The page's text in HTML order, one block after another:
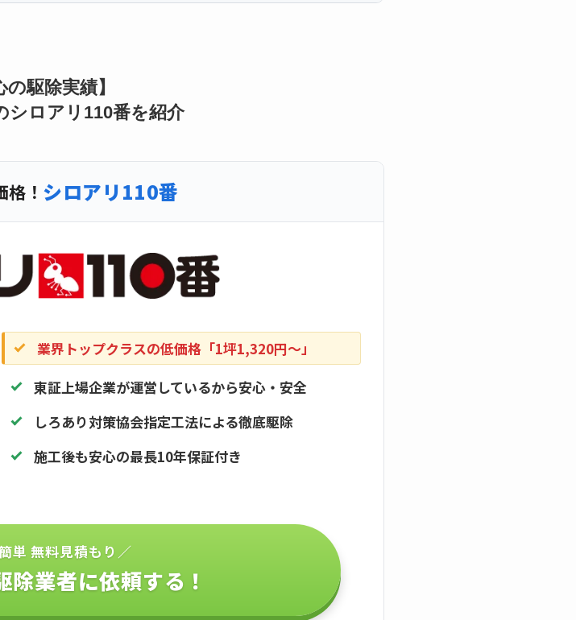
の駆除実績】
シロアリ110番を紹介
！ シロアリ110番
業界トップクラスの低価格「1坪1,320円〜」
東証上場企業が運営しているから安心・安全
しろあり対策協会指定工法による徹底駆除
施工後も安心の最長10年保証付き
単 無料見積もり／
除業者に依頼する！